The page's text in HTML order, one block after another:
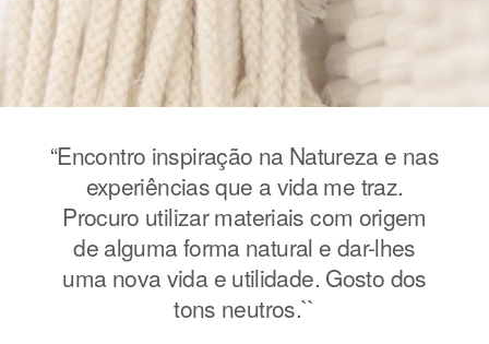
“Encontro inspiração na Natureza e nas
experiências que a vida me traz.
Procuro utilizar materiais com origem
de alguma forma natural e dar-lhes
uma nova vida e utilidade. Gosto dos
tons neutros.``